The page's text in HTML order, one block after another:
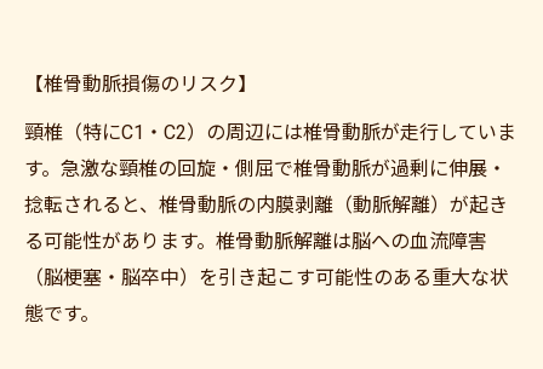
【椎骨動脈損傷のリスク】
頸椎（特にC1・C2）の周辺には椎骨動脈が走行していま
す。急激な頸椎の回旋・側屈で椎骨動脈が過剰に伸展・
捻転されると、椎骨動脈の内膜剥離（動脈解離）が起き
る可能性があります。椎骨動脈解離は脳への血流障害
（脳梗塞・脳卒中）を引き起こす可能性のある重大な状
態です。